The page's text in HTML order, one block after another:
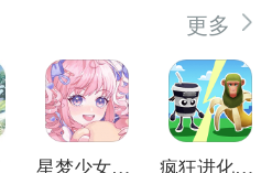
更多
星梦少女换装 疯狂进化防卫战